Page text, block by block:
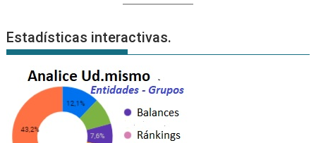
Estadísticas interactivas.